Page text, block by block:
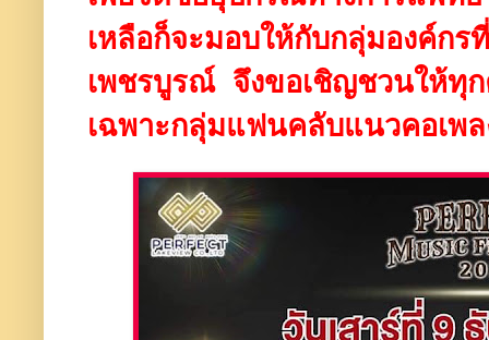
เหลือก็จะมอบให้กับกลุ่มองค์ก
เพชรบูรณ์ จึงขอเชิญชวนให้ทุ
เฉพาะกลุ่มแฟนคลับแนวคอเพล